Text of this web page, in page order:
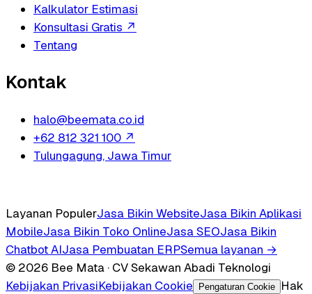
Kalkulator Estimasi
Konsultasi Gratis ↗
Tentang
Kontak
halo@beemata.co.id
+62 812 321 100 ↗
Tulungagung, Jawa Timur
Layanan PopulerJasa Bikin WebsiteJasa Bikin Aplikasi
MobileJasa Bikin Toko OnlineJasa SEOJasa Bikin
Chatbot AIJasa Pembuatan ERPSemua layanan →
© 2026 Bee Mata · CV Sekawan Abadi Teknologi
Kebijakan PrivasiKebijakan Cookie Pengaturan Cookie
Hak